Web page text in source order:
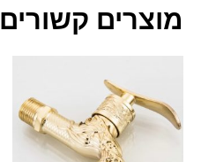
מוצרים קשורים